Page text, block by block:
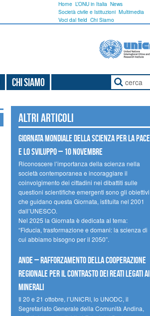
Home L’ONU in Italia News
Società civile e Istituzioni Multimedia
Voci dal field Chi Siamo
Chi Siamo
Altri articoli
Giornata mondiale della scienza per la pace
e lo sviluppo – 10 novembre
Riconoscere l’importanza della scienza nella
società contemporanea e incoraggiare il
coinvolgimento dei cittadini nei dibattiti sulle
questioni scientifiche emergenti sono gli obiettivi
che guidano questa Giornata, istituita nel 2001
dall’UNESCO.
Nel 2025 la Giornata è dedicata al tema:
“Fiducia, trasformazione e domani: la scienza di
cui abbiamo bisogno per il 2050”.
Ande – Rafforzamento della cooperazione
regionale per il contrasto dei reati legati ai
minerali
Il 20 e 21 ottobre, l’UNICRI, lo UNODC, il
Segretariato Generale della Comunità Andina,